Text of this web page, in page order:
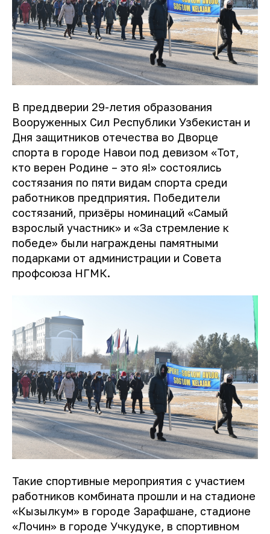
В преддверии 29-летия образования
Вооруженных Сил Республики Узбекистан и
Дня защитников отечества во Дворце
спорта в городе Навои под девизом «Тот,
кто верен Родине – это я!» состоялись
состязания по пяти видам спорта среди
работников предприятия. Победители
состязаний, призёры номинаций «Самый
взрослый участник» и «За стремление к
победе» были награждены памятными
подарками от администрации и Совета
профсоюза НГМК.
Такие спортивные мероприятия с участием
работников комбината прошли и на стадионе
«Кызылкум» в городе Зарафшане, стадионе
«Лочин» в городе Учкудуке, в спортивном